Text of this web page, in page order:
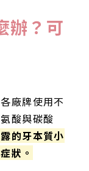
辦？可
廠牌使用不
酸與碳酸
的牙本質小
狀。